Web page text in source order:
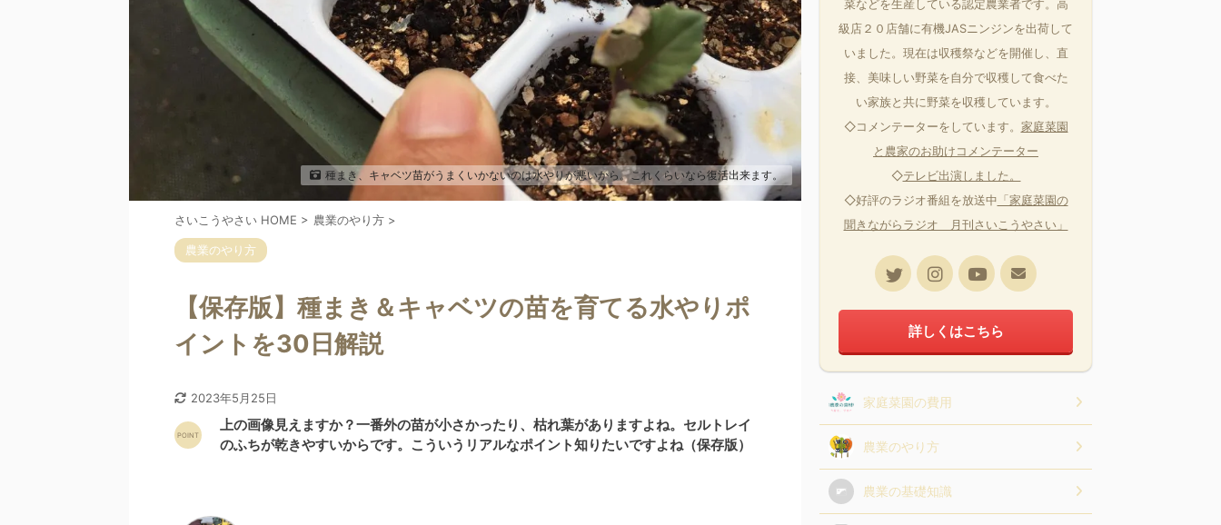
種まき、キャベツ苗がうまくいかないのは水やりが悪いから。これくらいなら復活出来ます。
さいこうやさい HOME > 農業のやり方 >
農業のやり方
【保存版】種まき＆キャベツの苗を育てる水やりポ
イントを30日解説
2023年5月25日
上の画像見えますか？一番外の苗が小さかったり、枯れ葉がありますよね。セルトレイ
のふちが乾きやすいからです。こういうリアルなポイント知りたいですよね（保存版）
菜などを生産している認定農業者です。高
級店２０店舗に有機JASニンジンを出荷して
いました。現在は収穫祭などを開催し、直
接、美味しい野菜を自分で収穫して食べた
い家族と共に野菜を収穫しています。
◇コメンテーターをしています。 家庭菜園
と農家のお助けコメンテーター
◇テレビ出演しました。
◇好評のラジオ番組を放送中 「家庭菜園の
聞きながらラジオ 月刊さいこうやさい」
詳しくはこちら
家庭菜園の費用
農業のやり方
農業の基礎知識